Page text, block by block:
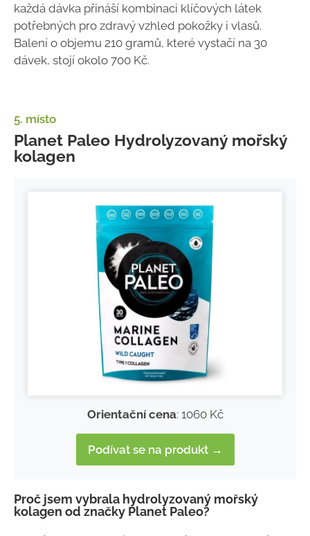
každá dávka přináší kombinaci klíčových látek
potřebných pro zdravý vzhled pokožky i vlasů.
Balení o objemu 210 gramů, které vystačí na 30
dávek, stojí okolo 700 Kč.
5. místo
Planet Paleo Hydrolyzovaný mořský
kolagen
Orientační cena: 1060 Kč
Podívat se na produkt →
Proč jsem vybrala hydrolyzovaný mořský
kolagen od značky Planet Paleo?